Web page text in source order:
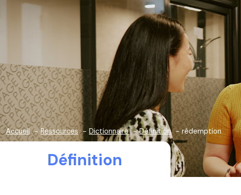
Accueil Ressources Dictionnaire Définition rédemption
Définition